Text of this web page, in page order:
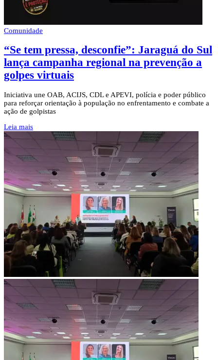
Comunidade
“Se tem pressa, desconfie”: Jaraguá do Sul
lança campanha regional na prevenção a
golpes virtuais
Iniciativa une OAB, ACIJS, CDL e APEVI, polícia e poder público
para reforçar orientação à população no enfrentamento e combate a
ação de golpistas
Leia mais